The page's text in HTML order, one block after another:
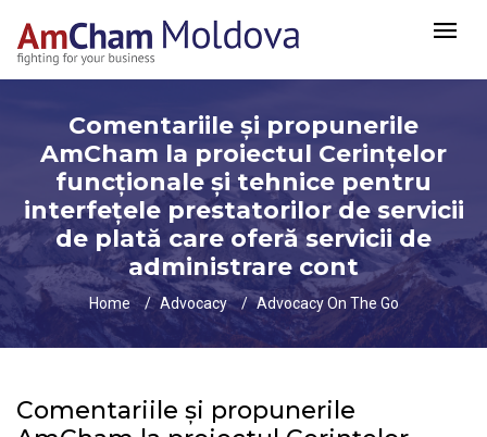
Comentariile și propunerile
AmCham la proiectul Cerințelor
funcționale și tehnice pentru
interfețele prestatorilor de servicii
de plată care oferă servicii de
administrare cont
Home Advocacy Advocacy On The Go
Comentariile și propunerile